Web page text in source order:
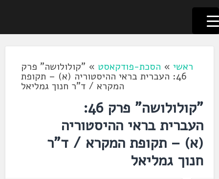
דלג
לתוכן
לשוניאדה
עברית. לשון. שפה
ראשי» הסכת-פודקאסט » "קולולושה" פרק
46: העברית בראי ההיסטוריה (א) – תקופת
המקרא / ד"ר חנוך גמליאל
"קולולושה" פרק 46:
העברית בראי ההיסטוריה
(א) – תקופת המקרא / ד"ר
חנוך גמליאל